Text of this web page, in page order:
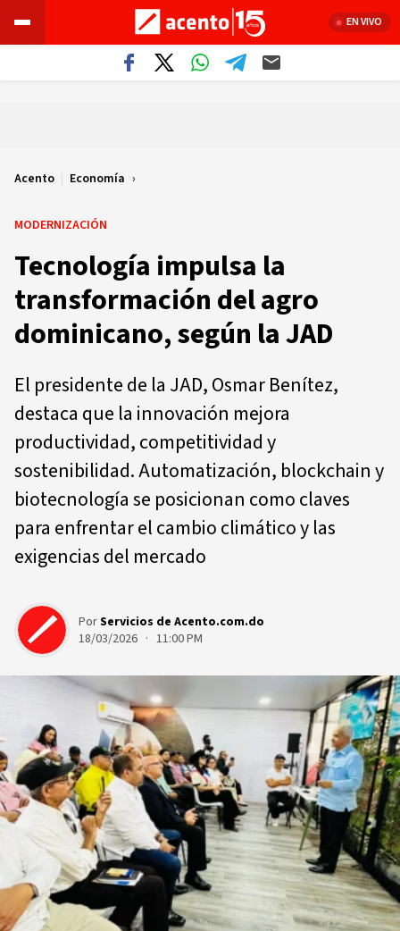
EN VIVO
Acento | Economía
MODERNIZACIÓN
Tecnología impulsa la
transformación del agro
dominicano, según la JAD
El presidente de la JAD, Osmar Benítez,
destaca que la innovación mejora
productividad, competitividad y
sostenibilidad. Automatización, blockchain y
biotecnología se posicionan como claves
para enfrentar el cambio climático y las
exigencias del mercado
PorServicios de Acento.com.do
18/03/2026 · 11:00 PM